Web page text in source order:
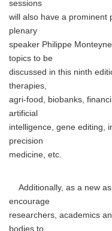
sessions
will also have a prominent
plenary
speaker Philippe
topics to be
discussed in this ninth
therapies,
agri-food, biobanks,
artificial
intelligence, gene editing,
precision
medicine, etc.
Additionally, as a new
encourage
researchers, academics
bodies to